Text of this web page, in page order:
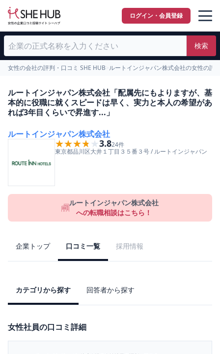
ログイン・会員登録
検索
女性の会社の評判・口コミ SHE HUB ルートインジャパン株式会社の女性の評
ルートインジャパン株式会社「配属先にもよりますが、基
本的に役職に就くスピードは早く、実力と本人の希望があ
れば3年目くらいで昇進す...」
ルートインジャパン株式会社
★★★★★
★★★★★3.824件
東京都品川区大井１丁目３５番３号/ルートインジャパン
ルートインジャパン株式会社
への転職相談はこちら！
企業トップ 口コミ一覧 採用情報
カテゴリから探す 回答者から探す
女性社員の口コミ詳細